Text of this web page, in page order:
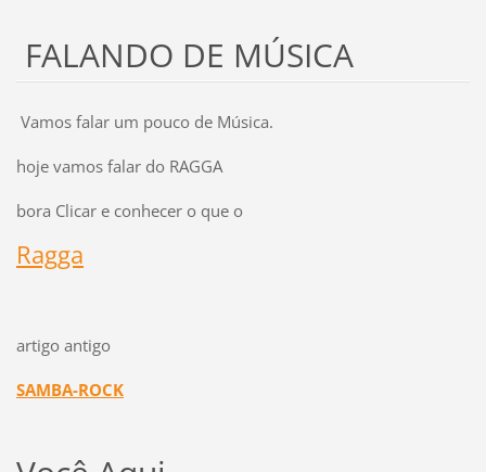
FALANDO DE MÚSICA
Vamos falar um pouco de Música.
hoje vamos falar do RAGGA
bora Clicar e conhecer o que o
Ragga
artigo antigo
SAMBA-ROCK